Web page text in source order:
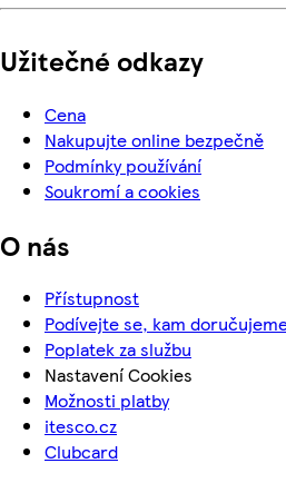
Užitečné odkazy
Cena
Nakupujte online bezpečně
Podmínky používání
Soukromí a cookies
O nás
Přístupnost
Podívejte se, kam
Poplatek za službu
Nastavení Cookies
Možnosti platby
itesco.cz
Clubcard